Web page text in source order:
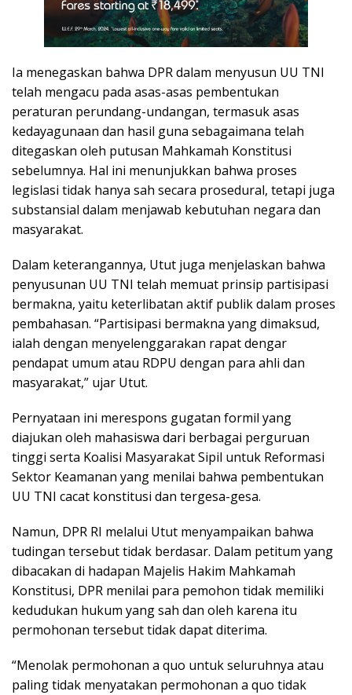
Ia menegaskan bahwa DPR dalam menyusun UU TNI
telah mengacu pada asas-asas pembentukan
peraturan perundang-undangan, termasuk asas
kedayagunaan dan hasil guna sebagaimana telah
ditegaskan oleh putusan Mahkamah Konstitusi
sebelumnya. Hal ini menunjukkan bahwa proses
legislasi tidak hanya sah secara prosedural, tetapi juga
substansial dalam menjawab kebutuhan negara dan
masyarakat.
Dalam keterangannya, Utut juga menjelaskan bahwa
penyusunan UU TNI telah memuat prinsip partisipasi
bermakna, yaitu keterlibatan aktif publik dalam proses
pembahasan. “Partisipasi bermakna yang dimaksud,
ialah dengan menyelenggarakan rapat dengar
pendapat umum atau RDPU dengan para ahli dan
masyarakat,” ujar Utut.
Pernyataan ini merespons gugatan formil yang
diajukan oleh mahasiswa dari berbagai perguruan
tinggi serta Koalisi Masyarakat Sipil untuk Reformasi
Sektor Keamanan yang menilai bahwa pembentukan
UU TNI cacat konstitusi dan tergesa-gesa.
Namun, DPR RI melalui Utut menyampaikan bahwa
tudingan tersebut tidak berdasar. Dalam petitum yang
dibacakan di hadapan Majelis Hakim Mahkamah
Konstitusi, DPR menilai para pemohon tidak memiliki
kedudukan hukum yang sah dan oleh karena itu
permohonan tersebut tidak dapat diterima.
“Menolak permohonan a quo untuk seluruhnya atau
paling tidak menyatakan permohonan a quo tidak